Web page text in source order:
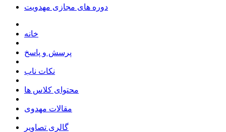
دوره های مجازی مهدویت
خانه
پرسش و پاسخ
نکات ناب
محتوای کلاس ها
مقالات مهدوی
گالری تصاویر